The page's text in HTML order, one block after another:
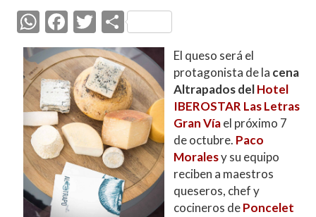
W
h
at
s
A
p
p
F
ac
e
b
o
o
k
T
w
itt
er
C
o
m
p
ar
ti
r
El queso será el
protagonista de la cena
Altrapados delHotel
IBEROSTAR Las Letras
Gran Víael próximo 7
de octubre. Paco
Moralesy su equipo
reciben a maestros
queseros, chef y
cocineros dePoncelet